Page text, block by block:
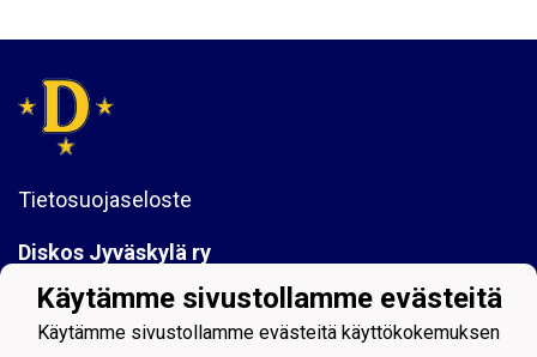
Tietosuojaseloste
Diskos Jyväskylä ry
40630 Jyväskylä
y-tunnus:1061742-6
Käytämme sivustollamme evästeitä
Käytämme sivustollamme evästeitä käyttökokemuksen